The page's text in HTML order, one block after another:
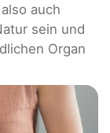
auch
sein und
Organ